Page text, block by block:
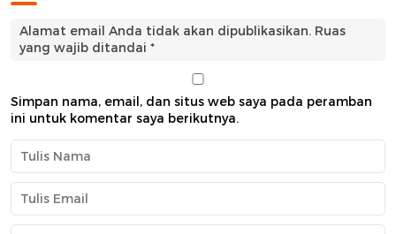
Alamat email Anda tidak akan dipublikasikan. Ruas
yang wajib ditandai *
Simpan nama, email, dan situs web saya pada peramban
ini untuk komentar saya berikutnya.